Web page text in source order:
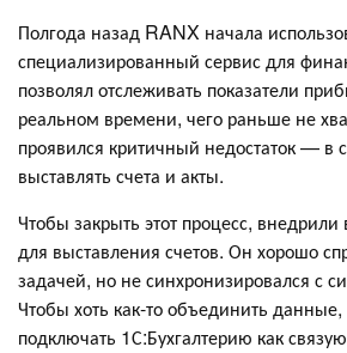
Полгода назад RANX начала
специализированный сервис для
позволял отслеживать показатели
реальном времени, чего раньше не
проявился критичный недостаток — в
выставлять счета и акты.
Чтобы закрыть этот процесс,
для выставления счетов. Он хорошо
задачей, но не синхронизировался с
Чтобы хоть как-то объединить
подключать 1С:Бухгалтерию как